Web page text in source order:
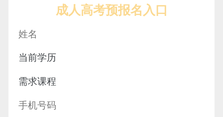
成人高考预报名入口